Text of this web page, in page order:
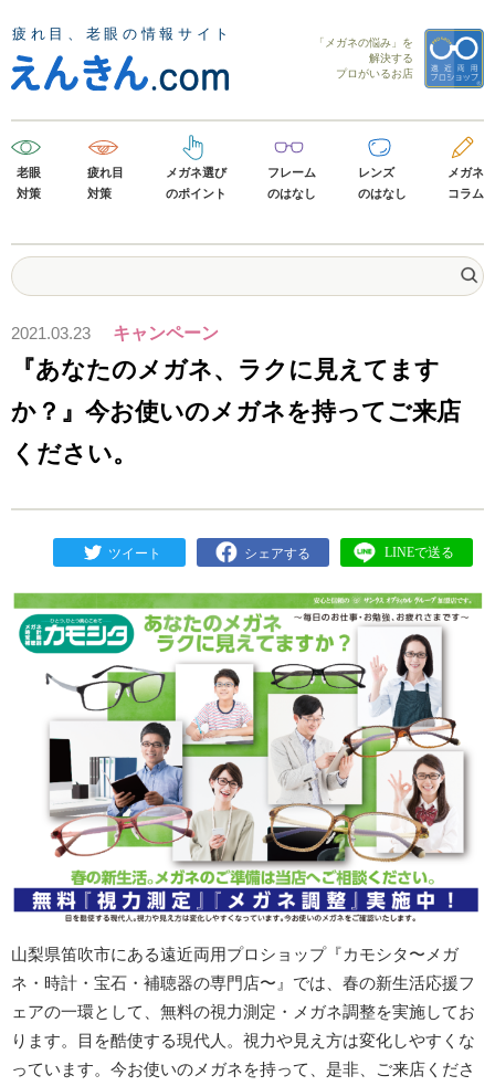
「メガネの悩み」を
解決する
プロがいるお店
老眼
対策
疲れ目
対策
メガネ選び
のポイント
フレーム
のはなし
レンズ
のはなし
メガネ
コラム
2021.03.23 キャンペーン
『あなたのメガネ、ラクに見えてます
か？』今お使いのメガネを持ってご来店
ください。
山梨県笛吹市にある遠近両用プロショップ『カモシタ〜メガ
ネ・時計・宝石・補聴器の専門店〜』では、春の新生活応援フ
ェアの一環として、無料の視力測定・メガネ調整を実施してお
ります。目を酷使する現代人。視力や見え方は変化しやすくな
っています。今お使いのメガネを持って、是非、ご来店くださ